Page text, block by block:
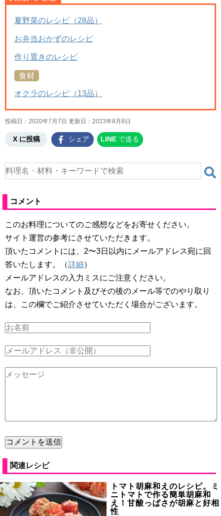
夏野菜のレシピ（28品）
お弁当おかずのレシピ
作り置きのレシピ
食材
オクラのレシピ（13品）
投稿日：2020年7月7日 更新日： 2023年8月8日
X に投稿 シェア LINE で送る
コメント
このお料理についてのご感想などをお寄せください。
サイト運営の参考にさせていただきます。
頂いたコメントには、2〜3日以内にメールアドレス宛に回
答いたします。（詳細）
メールアドレスの入力ミスにご注意ください。
なお、頂いたコメント及びその後のメール等でのやり取り
は、この欄でご紹介させていただく場合がございます。
関連レシピ
トマト胡麻和えのレシピ。ミ
ニトマトで作る簡単胡麻和
え！甘酸っぱさが胡麻と好相
性